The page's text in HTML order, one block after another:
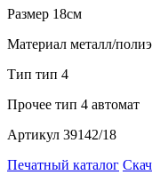
Размер 18см
Материал металл/
Тип тип 4
Прочее тип 4 автомат
Артикул 39142/18
Печатный каталог